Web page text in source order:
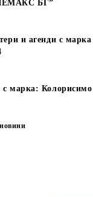
БГ”
и агенди с
марка: Колорисимо